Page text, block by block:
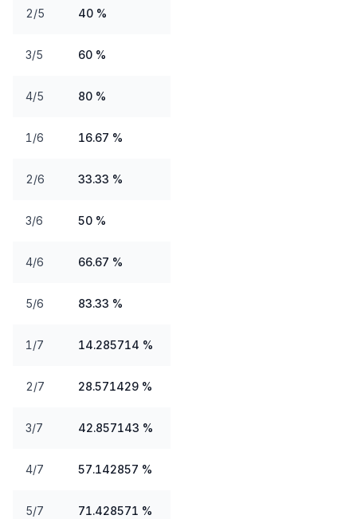
2/5 40 %
3/5 60 %
4/5 80 %
1/6 16.67 %
2/6 33.33 %
3/6 50 %
4/6 66.67 %
5/6 83.33 %
1/7 14.285714 %
2/7 28.571429 %
3/7 42.857143 %
4/7 57.142857 %
5/7 71.428571 %